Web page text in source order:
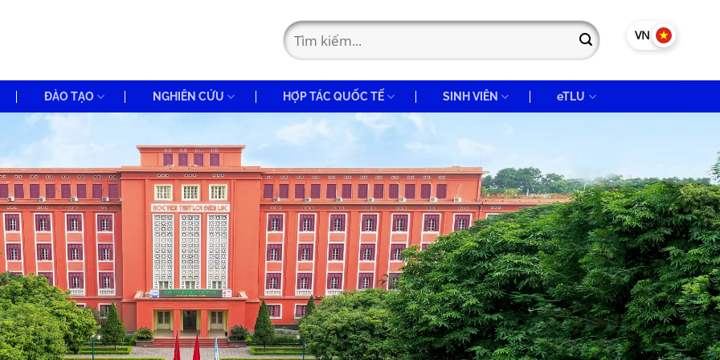
VN EN
ĐÀO TẠO NGHIÊN CỨU HỢP TÁC QUỐC TẾ SINH VIÊN eTLU